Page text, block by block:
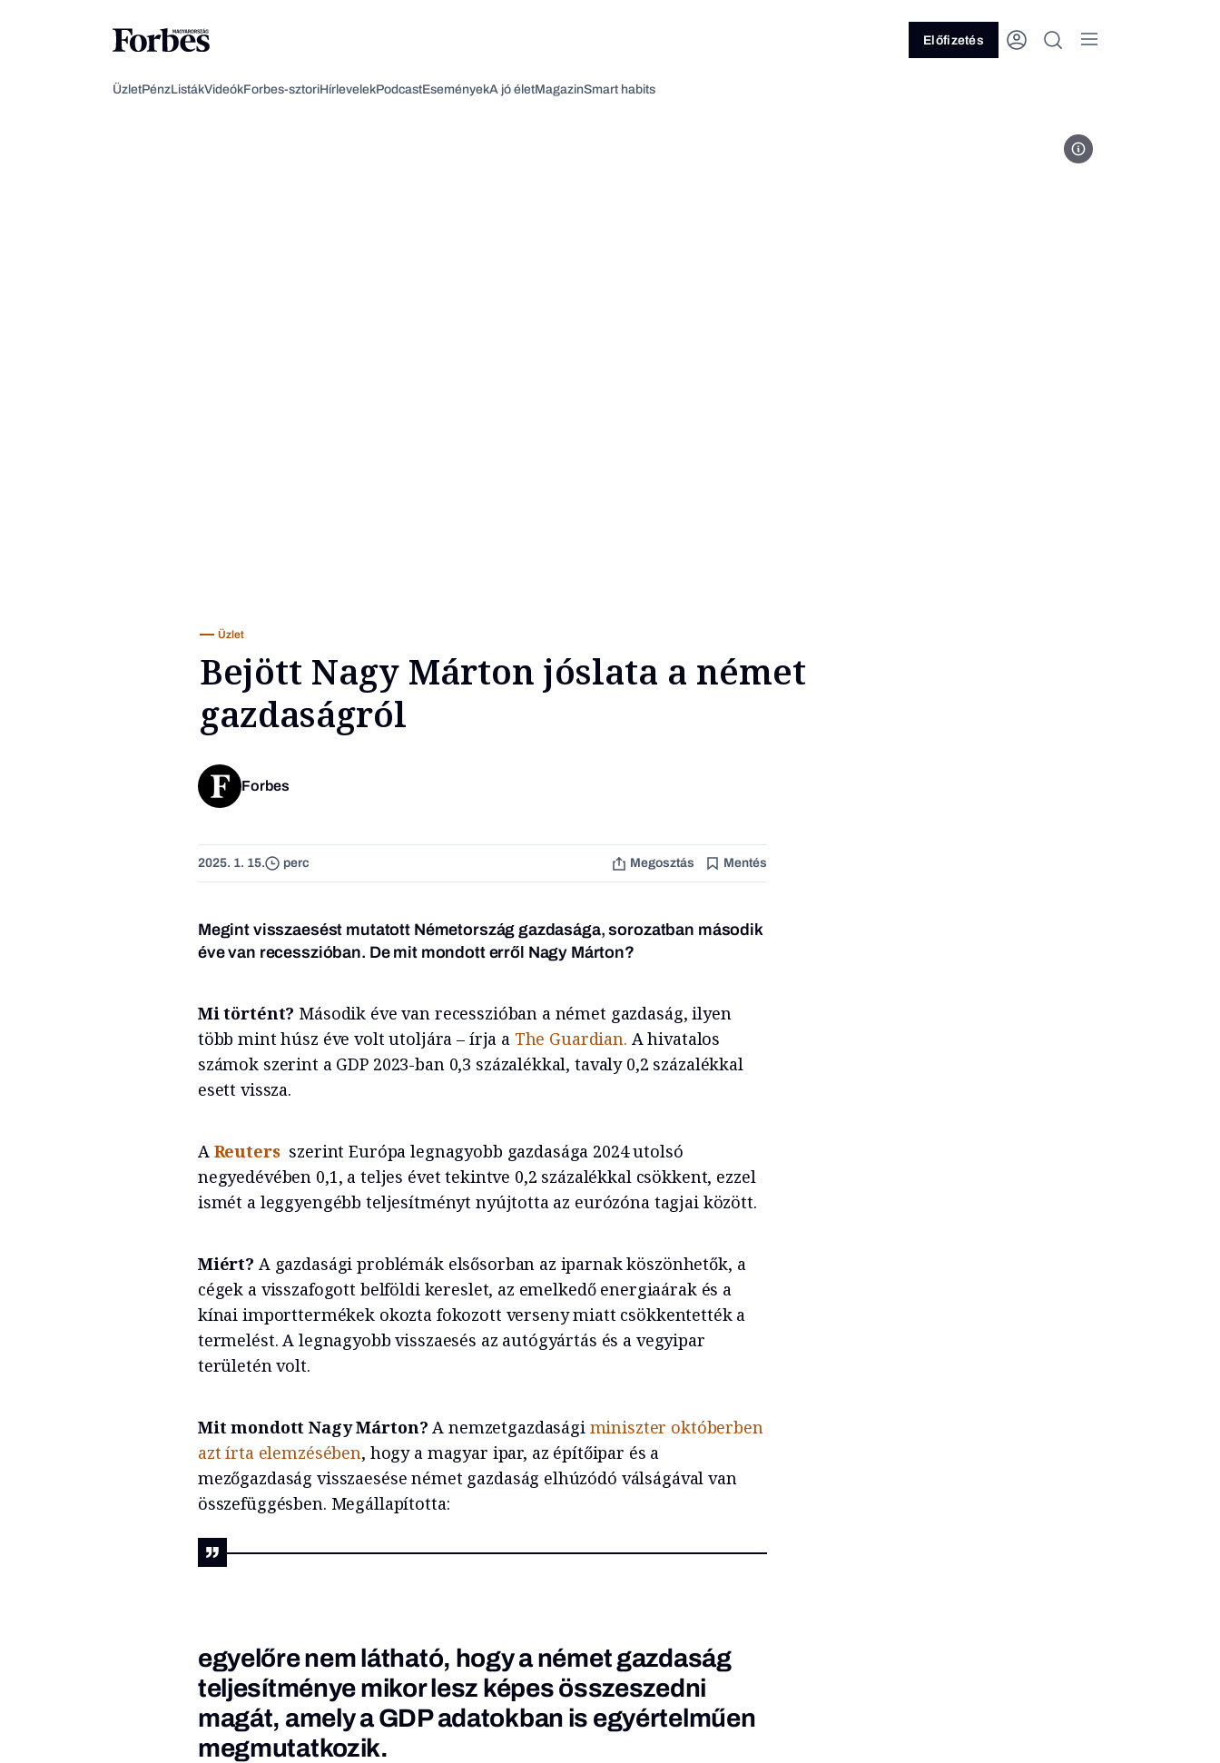
Előfizetés
ÜzletPénzListákVideókForbes-sztoriHírlevelekPodcastEseményekA jó életMagazinSmart habits
MTI/Bruzák Noémi
Üzlet
Bejött Nagy Márton jóslata a német
gazdaságról
Forbes
2025. 1. 15. perc Megosztás Mentés
Megint visszaesést mutatott Németország gazdasága, sorozatban második
éve van recesszióban. De mit mondott erről Nagy Márton?
Mi történt? Második éve van recesszióban a német gazdaság, ilyen
több mint húsz éve volt utoljára – írja a The Guardian. A hivatalos
számok szerint a GDP 2023-ban 0,3 százalékkal, tavaly 0,2 százalékkal
esett vissza.
A Reutersszerint Európa legnagyobb gazdasága 2024 utolsó
negyedévében 0,1, a teljes évet tekintve 0,2 százalékkal csökkent, ezzel
ismét a leggyengébb teljesítményt nyújtotta az eurózóna tagjai között.
Miért? A gazdasági problémák elsősorban az iparnak köszönhetők, a
cégek a visszafogott belföldi kereslet, az emelkedő energiaárak és a
kínai importtermékek okozta fokozott verseny miatt csökkentették a
termelést. A legnagyobb visszaesés az autógyártás és a vegyipar
területén volt.
Mit mondott Nagy Márton? A nemzetgazdasági miniszter októberben
azt írta elemzésében, hogy a magyar ipar, az építőipar és a
mezőgazdaság visszaesése német gazdaság elhúzódó válságával van
összefüggésben. Megállapította:
egyelőre nem látható, hogy a német gazdaság
teljesítménye mikor lesz képes összeszedni
magát, amely a GDP adatokban is egyértelműen
megmutatkozik.